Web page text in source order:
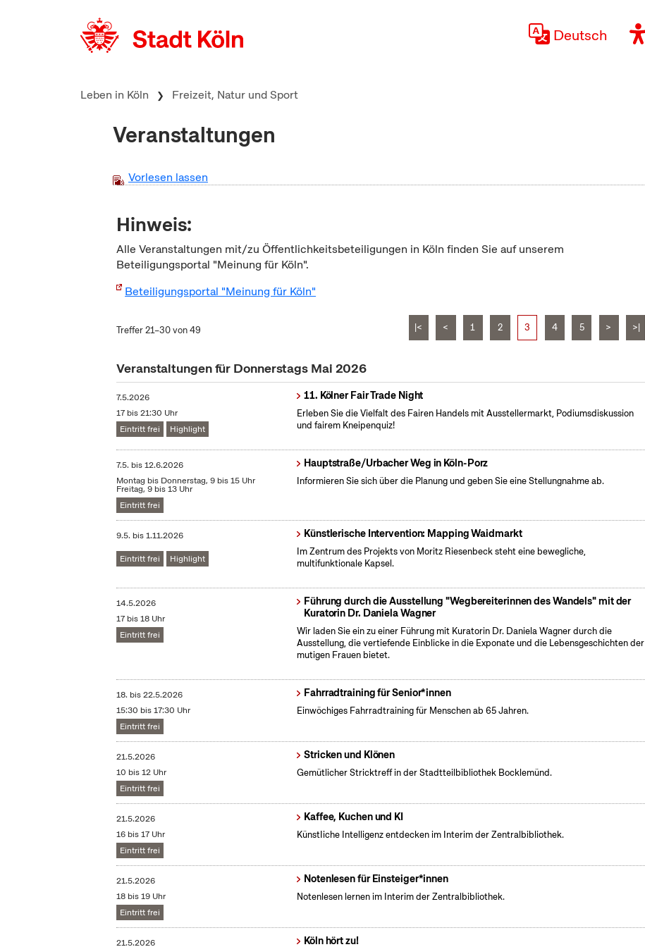
Deutsch
Leben in Köln Freizeit, Natur und Sport
Veranstaltungen
Vorlesen lassen
Hinweis:
Alle Veranstaltungen mit/zu Öffentlichkeitsbeteiligungen in Köln finden Sie auf unserem
Beteiligungsportal "Meinung für Köln".
Beteiligungsportal "Meinung für Köln"
Treffer 21–30 von 49 |< < 1 2 3 4 5 > >|
Veranstaltungen für Donnerstags Mai 2026
7.5.2026
17 bis 21:30 Uhr
Eintritt frei
Highlight
11. Kölner Fair Trade Night
Erleben Sie die Vielfalt des Fairen Handels mit Ausstellermarkt, Podiumsdiskussion
und fairem Kneipenquiz!
7.5. bis12.6.2026
Montag bis Donnerstag, 9 bis 15 Uhr
Freitag, 9 bis 13 Uhr
Eintritt frei
Hauptstraße/Urbacher Weg in Köln-Porz
Informieren Sie sich über die Planung und geben Sie eine Stellungnahme ab.
9.5. bis1.11.2026
Eintritt frei Highlight
Künstlerische Intervention: Mapping Waidmarkt
Im Zentrum des Projekts von Moritz Riesenbeck steht eine bewegliche,
multifunktionale Kapsel.
14.5.2026
17 bis 18 Uhr
Eintritt frei
Führung durch die Ausstellung "Wegbereiterinnen des Wandels" mit der
Kuratorin Dr. Daniela Wagner
Wir laden Sie ein zu einer Führung mit Kuratorin Dr. Daniela Wagner durch die
Ausstellung, die vertiefende Einblicke in die Exponate und die Lebensgeschichten der
mutigen Frauen bietet.
18. bis22.5.2026
15:30 bis 17:30 Uhr
Eintritt frei
Fahrradtraining für Senior*innen
Einwöchiges Fahrradtraining für Menschen ab 65 Jahren.
21.5.2026
10 bis 12 Uhr
Eintritt frei
Stricken und Klönen
Gemütlicher Stricktreff in der Stadtteilbibliothek Bocklemünd.
21.5.2026
16 bis 17 Uhr
Eintritt frei
Kaffee, Kuchen und KI
KünstIiche Intelligenz entdecken im Interim der Zentralbibliothek.
21.5.2026
18 bis 19 Uhr
Eintritt frei
Notenlesen für Einsteiger*innen
Notenlesen lernen im Interim der Zentralbibliothek.
21.5.2026
Köln hört zu!